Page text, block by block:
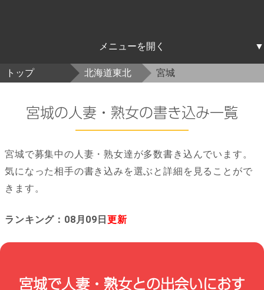
北海道東北
北海道
青森
岩手
宮城
秋田
山形
福島
関東
茨城
栃木
群馬
埼玉
千葉
東京
神奈川
中部
新潟
富山
石川
福井
山梨
長野
岐阜
静岡
愛知
近畿
三重
滋賀
京都
大阪
兵庫
奈良
和歌山
中国四国
鳥取
島根
岡山
広島
山口
徳島
香川
愛媛
高知
九州沖縄
福岡
佐賀
長崎
熊本
大分
宮崎
鹿児島
沖縄
トップ 北海道東北 宮城
宮城の人妻・熟女の書き込み一覧
宮城で募集中の人妻・熟女達が多数書き込んでいます。
気になった相手の書き込みを選ぶと詳細を見ることがで
きます。
ランキング：08月09日 更新
宮城で人妻・熟女との出会いにおす